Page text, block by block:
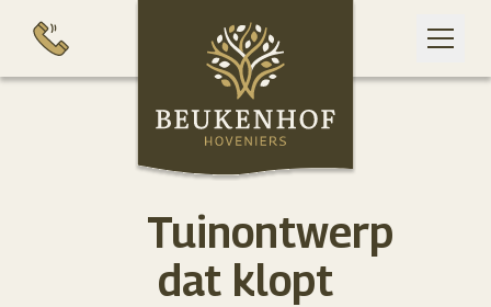
Tuinontwerp
dat klopt